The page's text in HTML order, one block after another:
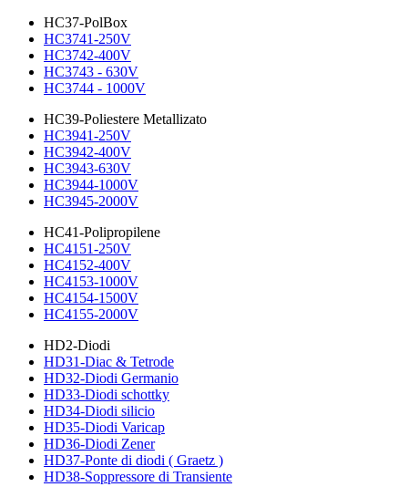
HC37-PolBox
HC3741-250V
HC3742-400V
HC3743 - 630V
HC3744 - 1000V
HC39-Poliestere Metallizato
HC3941-250V
HC3942-400V
HC3943-630V
HC3944-1000V
HC3945-2000V
HC41-Polipropilene
HC4151-250V
HC4152-400V
HC4153-1000V
HC4154-1500V
HC4155-2000V
HD2-Diodi
HD31-Diac & Tetrode
HD32-Diodi Germanio
HD33-Diodi schottky
HD34-Diodi silicio
HD35-Diodi Varicap
HD36-Diodi Zener
HD37-Ponte di diodi ( Graetz )
HD38-Soppressore di Transiente